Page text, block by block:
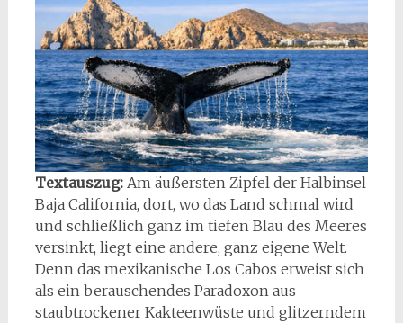
Textauszug: Am äußersten Zipfel der Halbinsel
Baja California, dort, wo das Land schmal wird
und schließlich ganz im tiefen Blau des Meeres
versinkt, liegt eine andere, ganz eigene Welt.
Denn das mexikanische Los Cabos erweist sich
als ein berauschendes Paradoxon aus
staubtrockener Kakteenwüste und glitzerndem